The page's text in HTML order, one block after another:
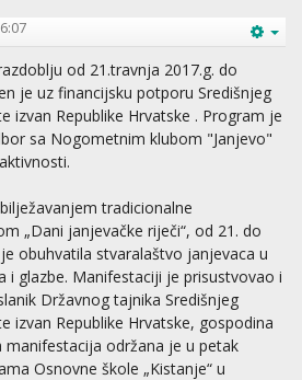
od 21.travnja 2017.g. do
je uz financijsku potporu Središnjeg
izvan Republike Hrvatske . Program je
sa Nogometnim klubom "Janjevo"
tradicionalne
„Dani janjevačke riječi“, od 21. do
obuhvatila stvaralaštvo janjevaca u
i glazbe. Manifestaciji je prisustvovao i
Državnog tajnika Središnjeg
izvan Republike Hrvatske, gospodina
manifestacija održana je u petak
Osnovne škole „Kistanje“ u